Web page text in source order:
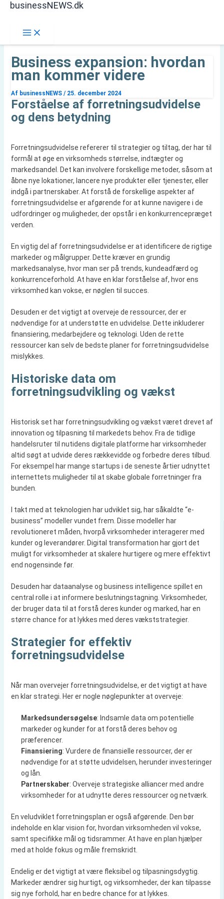
businessNEWS.dk
Business expansion: hvordan
man kommer videre
Af businessNEWS / 25. december 2024
Forståelse af forretningsudvidelse
og dens betydning
Forretningsudvidelse refererer til strategier og tiltag, der har til
formål at øge en virksomheds størrelse, indtægter og
markedsandel. Det kan involvere forskellige metoder, såsom at
åbne nye lokationer, lancere nye produkter eller tjenester, eller
indgå i partnerskaber. At forstå de forskellige aspekter af
forretningsudvidelse er afgørende for at kunne navigere i de
udfordringer og muligheder, der opstår i en konkurrencepræget
verden.
En vigtig del af forretningsudvidelse er at identificere de rigtige
markeder og målgrupper. Dette kræver en grundig
markedsanalyse, hvor man ser på trends, kundeadfærd og
konkurrenceforhold. At have en klar forståelse af, hvor ens
virksomhed kan vokse, er nøglen til succes.
Desuden er det vigtigt at overveje de ressourcer, der er
nødvendige for at understøtte en udvidelse. Dette inkluderer
finansiering, medarbejdere og teknologi. Uden de rette
ressourcer kan selv de bedste planer for forretningsudvidelse
mislykkes.
Historiske data om
forretningsudvikling og vækst
Historisk set har forretningsudvikling og vækst været drevet af
innovation og tilpasning til markedets behov. Fra de tidlige
handelsruter til nutidens digitale platforme har virksomheder
altid søgt at udvide deres rækkevidde og forbedre deres tilbud.
For eksempel har mange startups i de seneste årtier udnyttet
internettets muligheder til at skabe globale forretninger fra
bunden.
I takt med at teknologien har udviklet sig, har såkaldte “e-
business” modeller vundet frem. Disse modeller har
revolutioneret måden, hvorpå virksomheder interagerer med
kunder og leverandører. Digital transformation har gjort det
muligt for virksomheder at skalere hurtigere og mere effektivt
end nogensinde før.
Desuden har dataanalyse og business intelligence spillet en
central rolle i at informere beslutningstagning. Virksomheder,
der bruger data til at forstå deres kunder og marked, har en
større chance for at lykkes med deres vækststrategier.
Strategier for effektiv
forretningsudvidelse
Når man overvejer forretningsudvidelse, er det vigtigt at have
en klar strategi. Her er nogle nøglepunkter at overveje:
Markedsundersøgelse: Indsamle data om potentielle
markeder og kunder for at forstå deres behov og
præferencer.
Finansiering: Vurdere de finansielle ressourcer, der er
nødvendige for at støtte udvidelsen, herunder investeringer
og lån.
Partnerskaber: Overveje strategiske alliancer med andre
virksomheder for at udnytte deres ressourcer og netværk.
En veludviklet forretningsplan er også afgørende. Den bør
indeholde en klar vision for, hvordan virksomheden vil vokse,
samt specifikke mål og tidsrammer. At have en plan hjælper
med at holde fokus og måle fremskridt.
Endelig er det vigtigt at være fleksibel og tilpasningsdygtig.
Markeder ændrer sig hurtigt, og virksomheder, der kan tilpasse
sig nye forhold, har en bedre chance for at lykkes.